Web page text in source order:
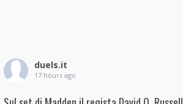
duels.it
17 hours ago